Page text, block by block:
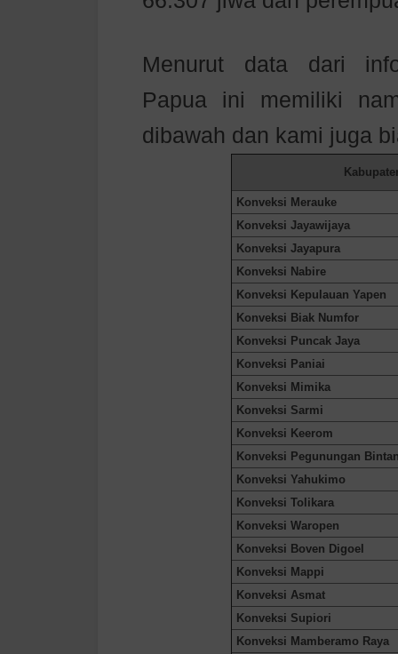
Menurut data dari
Papua ini memiliki
dibawah dan kami juga
Konveksi Merauke
Konveksi Jayawijaya
Konveksi Jayapura
Konveksi Nabire
Konveksi Kepulauan Yapen
Konveksi Biak Numfor
Konveksi Puncak Jaya
Konveksi Paniai
Konveksi Mimika
Konveksi Sarmi
Konveksi Keerom
Konveksi Pegunungan
Konveksi Yahukimo
Konveksi Tolikara
Konveksi Waropen
Konveksi Boven Digoel
Konveksi Mappi
Konveksi Asmat
Konveksi Supiori
Konveksi Mamberamo Raya